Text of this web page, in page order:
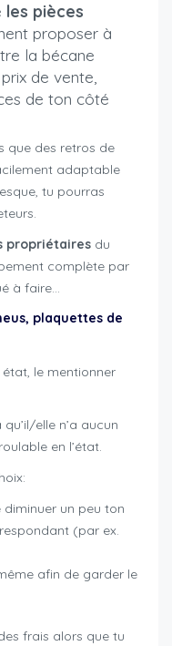
les pièces
proposer à
la bécane
de vente,
de ton côté
que des retros de
adaptable
tu pourras
propriétaires du
complète par
à faire…
plaquettes de
le mentionner
elle n’a aucun
en l’état.
un peu ton
(par ex.
afin de garder le
frais alors que tu